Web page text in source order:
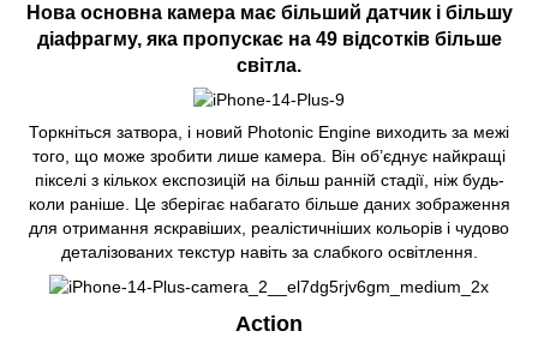
Нова основна камера має більший датчик і більшу
діафрагму, яка пропускає на 49 відсотків більше
світла.
Торкніться затвора, і новий Photonic Engine виходить за межі
того, що може зробити лише камера. Він об’єднує найкращі
пікселі з кількох експозицій на більш ранній стадії, ніж будь-
коли раніше. Це зберігає набагато більше даних зображення
для отримання яскравіших, реалістичніших кольорів і чудово
деталізованих текстур навіть за слабкого освітлення.
Action